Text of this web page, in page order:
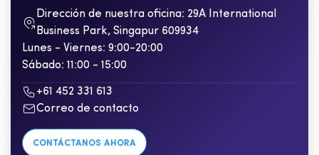
Dirección de nuestra oficina: 29A International
Business Park, Singapur 609934
Lunes - Viernes: 9:00-20:00
Sábado: 11:00 - 15:00
+61 452 331 613
Correo de contacto
CONTÁCTANOS AHORA